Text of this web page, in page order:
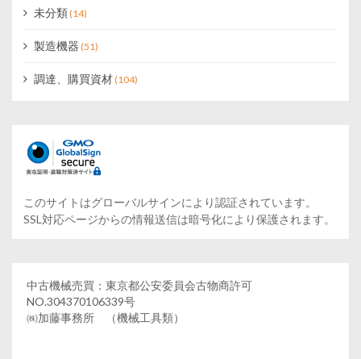
未分類(14)
製造機器 (51)
調達、購買資材(104)
このサイトはグローバルサインにより認証されています。
SSL対応ページからの情報送信は暗号化により保護されます。
中古機械売買：東京都公安委員会古物商許可
NO.304370106339号
㈱加藤事務所 （機械工具類）